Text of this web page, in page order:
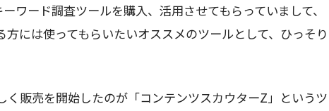
ワード調査ツールを購入、活用させてもらっていまして、
には使ってもらいたいオススメのツールとして、ひっそり
販売を開始したのが「コンテンツスカウターZ」というツ